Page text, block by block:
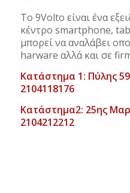
Το 9Volto είναι ένα
κέντρο smartphone,
μπορεί να αναλάβει
harware αλλά και σε
Κατάστημα 1: Πύλης
2104118176
Κατάστημα2: 25ης
2104212212